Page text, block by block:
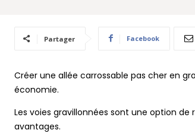
Partager Facebook
Créer une allée carrossable pas cher en
économie.
Les voies gravillonnées sont une option
avantages.